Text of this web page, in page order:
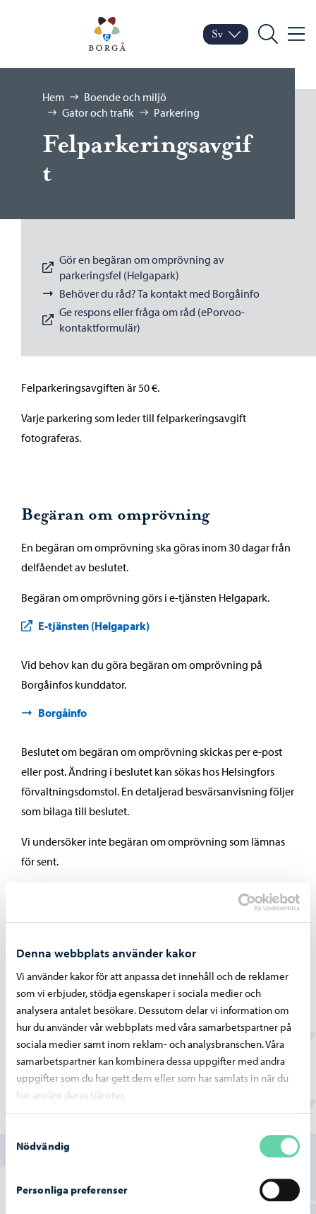
Denna webbplats använder kakor
Vi använder kakor för att anpassa det innehåll och de reklamer
som vi erbjuder, stödja egenskaper i sociala medier och
analysera antalet besökare. Dessutom delar vi information om
hur du använder vår webbplats med våra samarbetspartner på
sociala medier samt inom reklam- och analysbranschen. Våra
samarbetspartner kan kombinera dessa uppgifter med andra
uppgifter som du har gett dem eller som har samlats in när du
har använt deras tjänster.
Nödvändig
Personliga preferenser
Porvoo – Gå till
Byt språk
Nuvarande språk:
Sv
Sök Meny
Bläddra:
Hem
Boende och miljö
Gator och trafik
Parkering
Felparkeringsavgif
t
Gör en begäran om omprövning av
parkeringsfel (Helgapark)
Behöver du råd? Ta kontakt med Borgåinfo
Ge respons eller fråga om råd (ePorvoo-
kontaktformulär)
Felparkeringsavgiften är 50 €.
Varje parkering som leder till felparkeringsavgift
fotograferas.
Begäran om omprövning
En begäran om omprövning ska göras inom 30 dagar från
delfåendet av beslutet.
Begäran om omprövning görs i e-tjänsten Helgapark.
E-tjänsten (Helgapark)
Vid behov kan du göra begäran om omprövning på
Borgåinfos kunddator.
Borgåinfo
Beslutet om begäran om omprövning skickas per e-post
eller post. Ändring i beslutet kan sökas hos Helsingfors
förvaltningsdomstol. En detaljerad besvärsanvisning följer
som bilaga till beslutet.
Vi undersöker inte begäran om omprövning som lämnas
för sent.
Lag om
parkeringsövervakn
ing